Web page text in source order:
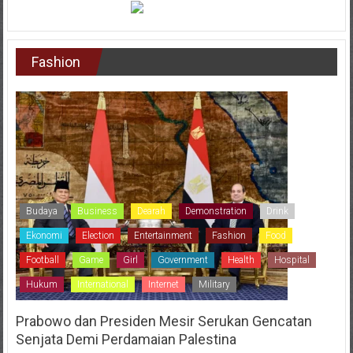
Fashion
Budaya Business Dearah Demonstration Drink
Ekonomi Election Entertainment Fashion Food
Football Game Girl Government Health Hospital
Hukum International Internet Military
Prabowo dan Presiden Mesir Serukan Gencatan
Senjata Demi Perdamaian Palestina